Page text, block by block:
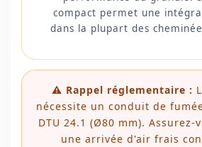
compact permet une
dans la plupart des
⚠️ Rappel réglementaire :
nécessite un conduit de
DTU 24.1 (Ø80 mm). Assurez-
une arrivée d'air frais